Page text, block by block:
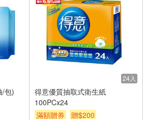
/包)
24入
得意優質抽取式衛生紙
100PCx24
滿額贈券
贈$200